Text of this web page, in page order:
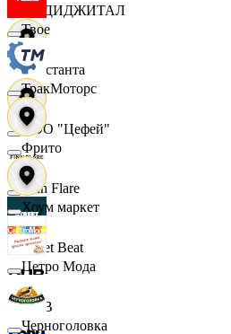
X5 ДИДЖИТАЛ
Константа
ООО "Цефей"
Finn Flare
Street Beat
DUB
Твое
ТракМоторс
Фрито
Хоум маркет
Цетро Мода
Черноголовка